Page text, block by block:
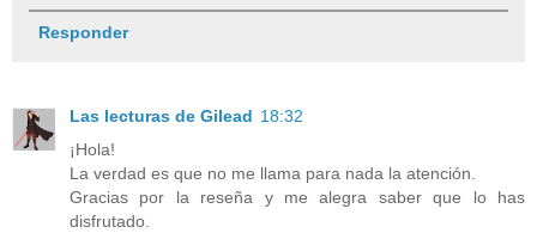
Responder
Las lecturas de Gilead 18:32
¡Hola!
La verdad es que no me llama para nada la atención.
Gracias por la reseña y me alegra saber que lo has
disfrutado.